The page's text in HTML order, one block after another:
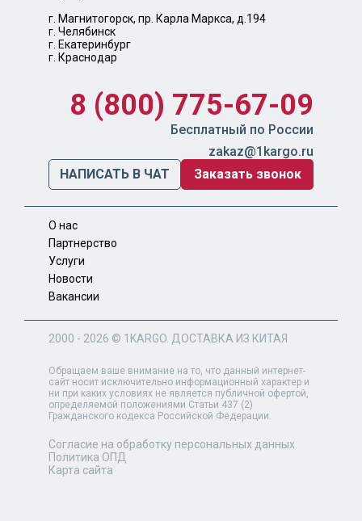
г. Магнитогорск, пр. Карла Маркса, д.194
г. Челябинск
г. Екатеринбург
г. Краснодар
8 (800) 775-67-09
Бесплатный по России
zakaz@1kargo.ru
НАПИСАТЬ В ЧАТ
Заказать звонок
О нас
Партнерство
Услуги
Новости
Вакансии
2000 - 2026 © 1KARGO . ДОСТАВКА ИЗ КИТАЯ
Обращаем ваше внимание на то, что данный интернет-
сайт носит исключительно информационный характер и
ни при каких условиях не является публичной офертой,
определяемой положениями Статьи 437 (2)
Гражданского кодекса Российской Федерации.
Согласие на обработку персональных данных
Политика ОПД
Карта сайта